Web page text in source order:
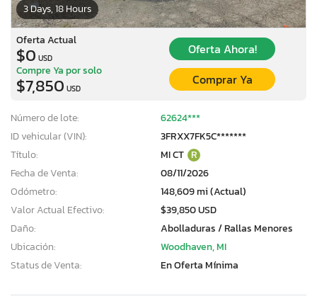
3 Days, 18 Hours
Oferta Actual
$0 USD
Oferta Ahora!
Compre Ya por solo
$7,850 USD
Comprar Ya
Número de lote:
62624***
ID vehicular (VIN):
3FRXX7FK5C*******
Título:
MI CT R
Fecha de Venta:
08/11/2026
Odómetro:
148,609 mi (Actual)
Valor Actual Efectivo:
$39,850 USD
Daño:
Abolladuras / Rallas Menores
Ubicación:
Woodhaven, MI
Status de Venta:
En Oferta Mínima